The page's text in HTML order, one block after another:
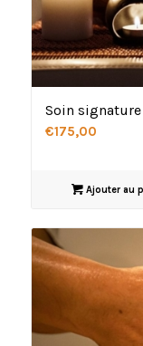
Soin signature
€175,00
Ajouter au